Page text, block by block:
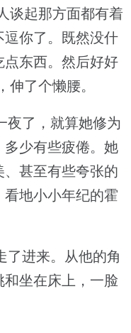
谈起那方面都有着
你了。既然没什
东西。然后好好
伸了个懒腰。
了，就算她修为
少有些疲倦。她
甚至有些夸张的
地小小年纪的霍
进来。从他的角
坐在床上，一脸